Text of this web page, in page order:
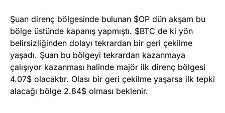
Şuan direnç bölgesinde bulunan $OP dün akşam bu
bölge üstünde kapanış yapmıştı. $BTC de ki yön
belirsizliğinden dolayı tekrardan bir geri çekilme
yaşadı. Şuan bu bölgeyi tekrardan kazanmaya
çalışıyor kazanması halinde majör ilk direnç bölgesi
4.07$ olacaktır. Olası bir geri çekilme yaşarsa ilk tepki
alacağı bölge 2.84$ olması beklenir.